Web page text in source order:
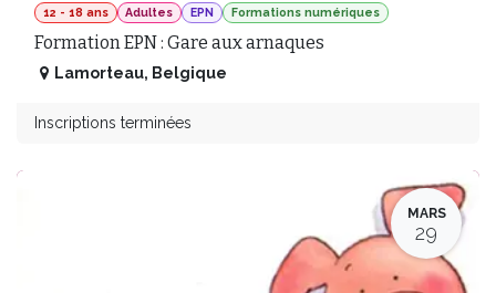
12 - 18 ans Adultes EPN Formations numériques
Formation EPN : Gare aux arnaques
Lamorteau, Belgique
Inscriptions terminées
MARS
29